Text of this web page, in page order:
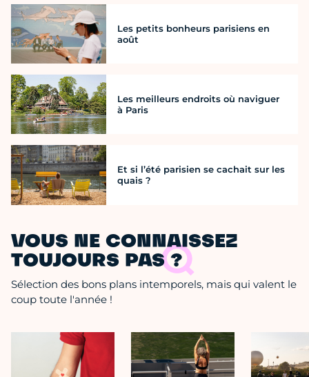
Les petits bonheurs parisiens en
août
Les meilleurs endroits où naviguer
à Paris
Et si l’été parisien se cachait sur les
quais ?
VOUS NE CONNAISSEZ
TOUJOURS PAS ?
Sélection des bons plans intemporels, mais qui valent le
coup toute l'année !